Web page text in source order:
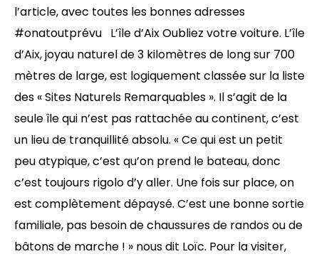
l’article, avec toutes les bonnes adresses
#onatoutprévu L’île d’Aix Oubliez votre voiture. L’île
d’Aix, joyau naturel de 3 kilomètres de long sur 700
mètres de large, est logiquement classée sur la liste
des « Sites Naturels Remarquables ». Il s’agit de la
seule île qui n’est pas rattachée au continent, c’est
un lieu de tranquillité absolu. « Ce qui est un petit
peu atypique, c’est qu’on prend le bateau, donc
c’est toujours rigolo d’y aller. Une fois sur place, on
est complètement dépaysé. C’est une bonne sortie
familiale, pas besoin de chaussures de randos ou de
bâtons de marche ! » nous dit Loïc. Pour la visiter,